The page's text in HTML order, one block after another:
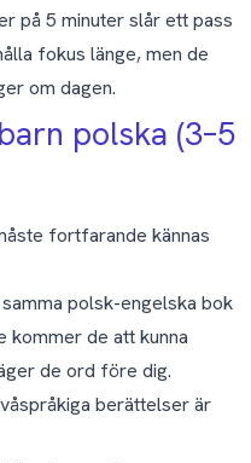
på 5 minuter slår ett pass
fokus länge, men de
om dagen.
polska (3–5
fortfarande kännas
samma polsk-engelska bok
kommer de att kunna
de ord före dig.
berättelser är